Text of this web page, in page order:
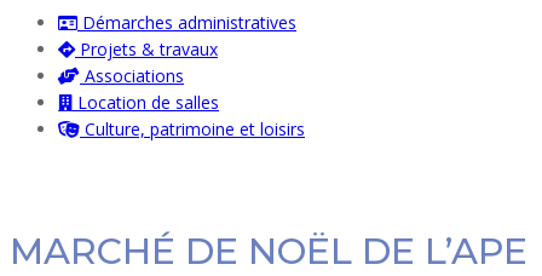
Démarches administratives
Projets & travaux
Associations
Location de salles
Culture, patrimoine et loisirs
MARCHÉ DE NOËL DE L’APE